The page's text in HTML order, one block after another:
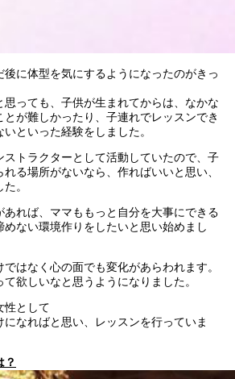
後に体型を気にするようになったのがきっ
思っても、子供が生まれてからは、なかな
が難しかったり、子連れでレッスンでき
といった経験をしました。
トラクターとして活動していたので、子
る場所がないなら、作ればいいと思い、
。
れば、ママももっと自分を大事にできる
めない環境作りをしたいと思い始めまし
はなく心の面でも変化があらわれます。
欲しいなと思うようになりました。
性として
なればと思い、レッスンを行っていま
？